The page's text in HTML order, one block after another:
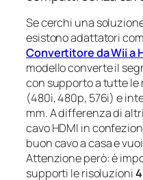
Se cerchi una
esistono adattatori
Convertitore da Wii a
modello converte il
con supporto a tutte
(480i, 480p, 576i) e
mm. A differenza di
cavo HDMI in
buon cavo a casa e
Attenzione però: è
supporti le risoluzioni